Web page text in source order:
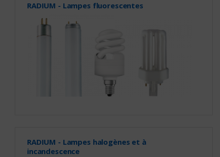
RADIUM - Lampes fluorescentes
RADIUM - Lampes halogènes et à
incandescence